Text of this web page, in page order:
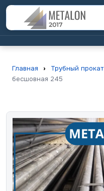
Главная › Трубный прокат
бесшовная 245